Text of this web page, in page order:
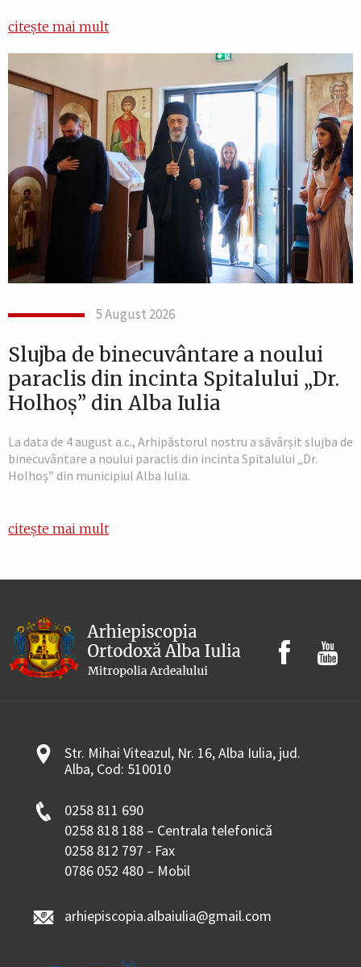
citește mai mult
5 August 2026
Slujba de binecuvântare a noului
paraclis din incinta Spitalului „Dr.
Holhoș” din Alba Iulia
La data de 4 august a.c., Arhipăstorul nostru a săvârșit slujba de
binecuvântare a noului paraclis din incinta Spitalului „Dr.
Holhoș” din municipiul Alba Iulia.
citește mai mult
Str. Mihai Viteazul, Nr. 16, Alba Iulia, jud.
Alba, Cod: 510010
0258 811 690
0258 818 188 – Centrala telefonică
0258 812 797 - Fax
0786 052 480 – Mobil
arhiepiscopia.albaiulia@gmail.com